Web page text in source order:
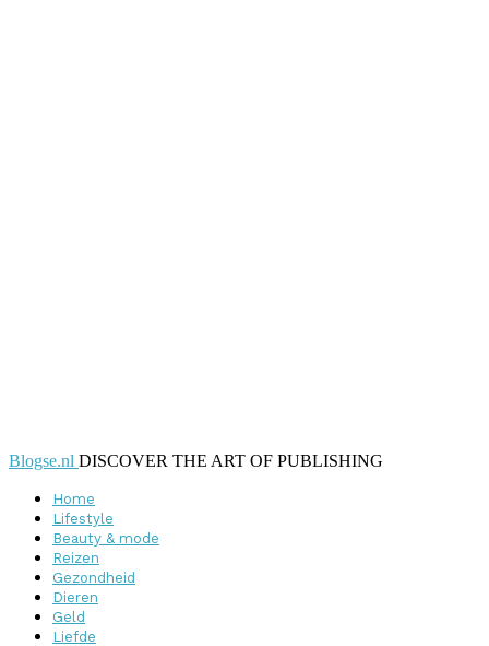
Blogse.nl DISCOVER THE ART OF PUBLISHING
Home
Lifestyle
Beauty & mode
Reizen
Gezondheid
Dieren
Geld
Liefde